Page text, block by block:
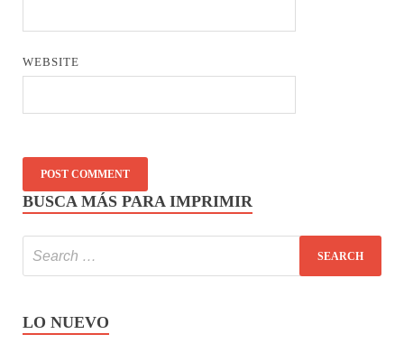
WEBSITE
BUSCA MÁS PARA IMPRIMIR
LO NUEVO